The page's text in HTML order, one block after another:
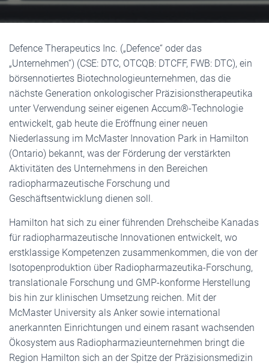
L
Defence Therapeutics Inc. („Defence“ oder das
„Unternehmen“) (CSE: DTC, OTCQB: DTCFF, FWB: DTC), ein
börsennotiertes Biotechnologieunternehmen, das die
nächste Generation onkologischer Präzisionstherapeutika
unter Verwendung seiner eigenen Accum®-Technologie
entwickelt, gab heute die Eröffnung einer neuen
Niederlassung im McMaster Innovation Park in Hamilton
(Ontario) bekannt, was der Förderung der verstärkten
Aktivitäten des Unternehmens in den Bereichen
radiopharmazeutische Forschung und
Geschäftsentwicklung dienen soll.
Hamilton hat sich zu einer führenden Drehscheibe Kanadas
für radiopharmazeutische Innovationen entwickelt, wo
erstklassige Kompetenzen zusammenkommen, die von der
Isotopenproduktion über Radiopharmazeutika-Forschung,
translationale Forschung und GMP-konforme Herstellung
bis hin zur klinischen Umsetzung reichen. Mit der
McMaster University als Anker sowie international
anerkannten Einrichtungen und einem rasant wachsenden
Ökosystem aus Radiopharmazieunternehmen bringt die
Region Hamilton sich an der Spitze der Präzisionsmedizin